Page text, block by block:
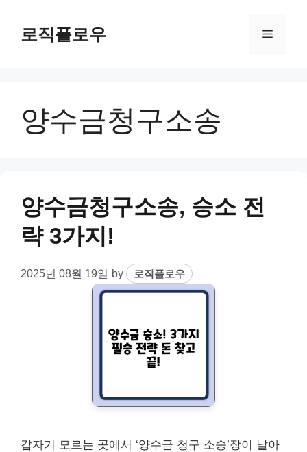
content로직플로우 Menu
양수금청구소송
양수금청구소송, 승소 전
략 3가지!
2025년 08월 19일 by 로직플로우
갑자기 모르는 곳에서 ‘양수금 청구 소송’장이 날아